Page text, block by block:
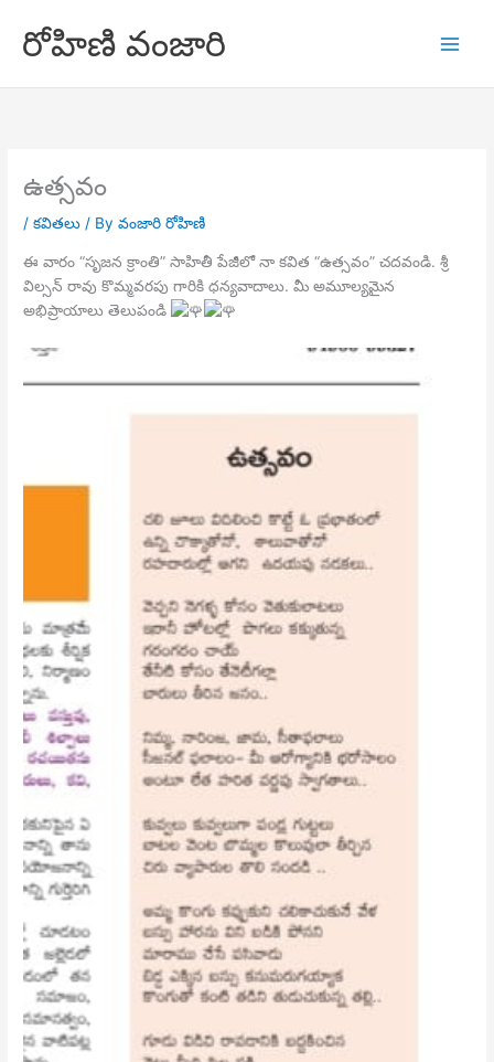
content
రోహిణి వంజారి
ఉత్సవం
/కవితలు / Byవంజారి రోహిణి
ఈ వారం “సృజన క్రాంతి” సాహితీ పేజీలో నా కవిత “ఉత్సవం” చదవండి. శ్రీ
విల్సన్ రావు కొమ్మవరపు గారికి ధన్యవాదాలు. మీ అమూల్యమైన
అభిప్రాయాలు తెలుపండి